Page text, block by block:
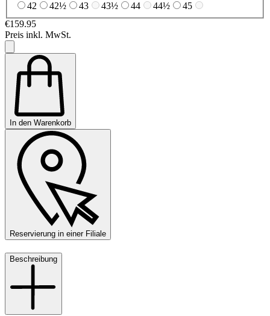
42
42½ 43 43½ 44 44½
45
€159.95
Preis inkl. MwSt.
In den Warenkorb
Reservierung in einer Filiale
Beschreibung